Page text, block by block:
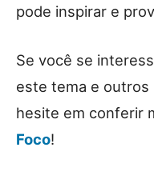
pode inspirar e
Se você se
este tema e outros
hesite em conferir
Foco!